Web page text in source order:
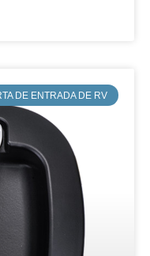
DE ENTRADA DE RV